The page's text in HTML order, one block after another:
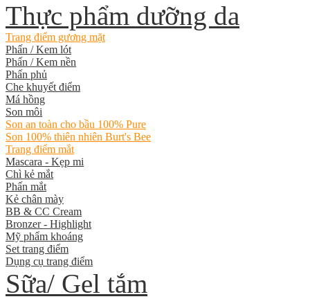
Thực phẩm dưỡng da
Trang điểm gương mặt
Phấn / Kem lót
Phấn / Kem nền
Phấn phủ
Che khuyết điểm
Má hồng
Son môi
Son an toàn cho bầu 100% Pure
Son 100% thiên nhiên Burt's Bee
Trang điểm mắt
Mascara - Kẹp mi
Chì kẻ mắt
Phấn mắt
Kẻ chân mày
BB & CC Cream
Bronzer - Highlight
Mỹ phẩm khoáng
Set trang điểm
Dụng cụ trang điểm
Sữa/ Gel tắm